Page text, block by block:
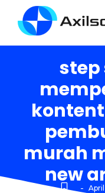
step
murah
new
-